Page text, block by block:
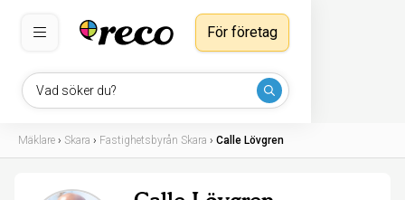
Vad söker du?
För företag
Mäklare › Skara › Fastighetsbyrån Skara › Calle Lövgren